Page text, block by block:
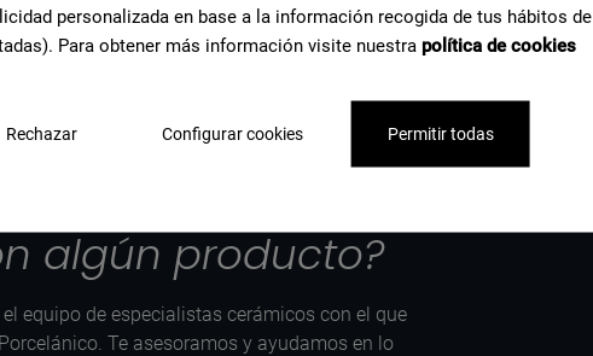
información o
algún producto?
equipo de especialistas cerámicos con el que
Te asesoramos y ayudamos en lo
personalizada en base a la información recogida de tus hábitos
Para obtener más información visite nuestra política de cookies
Rechazar Configurar cookies Permitir todas